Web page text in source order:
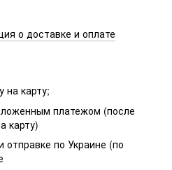
о доставке и оплате
на карту;
платежом (после
карту)
по Украине (по